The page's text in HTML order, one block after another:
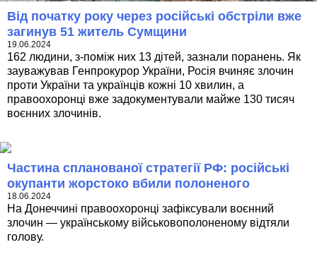
Від початку року через російські обстріли вже
загинув 51 житель Сумщини
19.06.2024
162 людини, з-поміж них 13 дітей, зазнали поранень. Як
зауважував Генпрокурор України, Росія вчиняє злочин
проти України та українців кожні 10 хвилин, а
правоохоронці вже задокументували майже 130 тисяч
воєнних злочинів.
Частина спланованої стратегії РФ: російські
окупанти жорстоко вбили полоненого
18.06.2024
На Донеччині правоохоронці зафіксували воєнний
злочин — українському військовополоненому відтяли
голову.